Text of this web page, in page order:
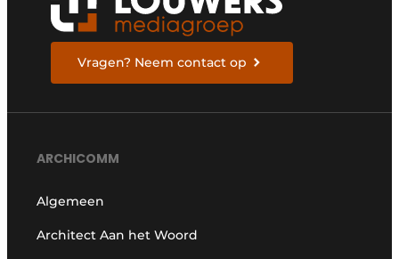
Vragen? Neem contact op
ARCHICOMM
Algemeen
Architect Aan het Woord